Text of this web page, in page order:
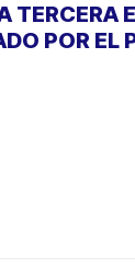
TERCERA
POR EL